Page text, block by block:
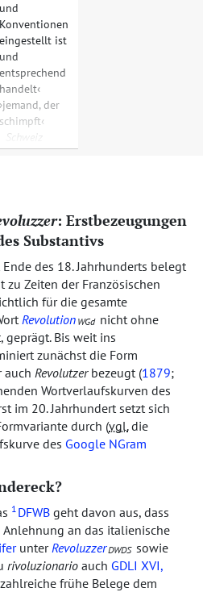
und
Konventionen
eingestellt ist
und
entsprechend
handelt
jemand, der
schimpft
Schweiz
: Erstbezeugungen
Substantivs
des 18. Jahrhunderts belegt
zu Zeiten der Französischen
für die gesamte
Revolution WGd nicht ohne
Bis weit ins
zunächst die Form
auch Revolutzerbezeugt (1879;
Wortverlaufskurven des
im 20. Jahrhundert setzt sich
durch (vgl.die
des Google NGram
1 DFWB geht davon aus, dass
an das italienische
unterRevoluzzerDWDS sowie
rivoluzionario auch GDLI XVI,
frühe Belege dem